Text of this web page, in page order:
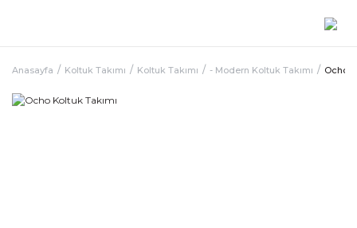
Anasayfa Koltuk Takımı Koltuk Takımı - Modern Koltuk Takımı Ocho